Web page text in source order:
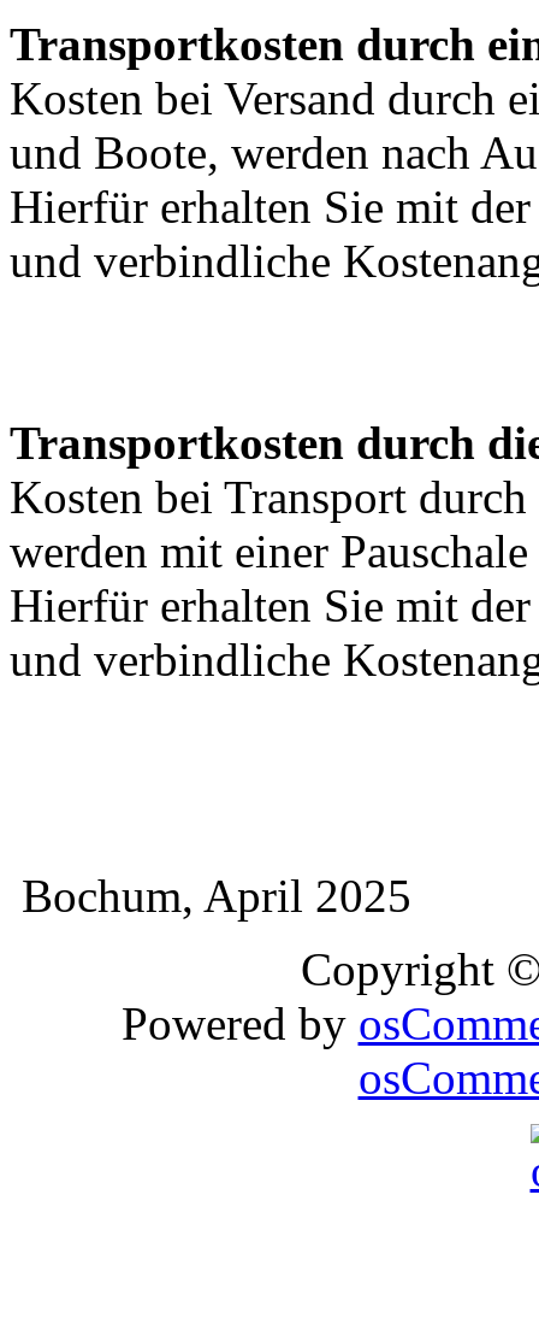
Transportkosten durch
Kosten bei Versand durch
und Boote, werden nach
Hierfür erhalten Sie mit
und verbindliche
Transportkosten durch
Kosten bei Transport
werden mit einer
Hierfür erhalten Sie mit
und verbindliche
Bochum, April 2025
Copyright
Powered by